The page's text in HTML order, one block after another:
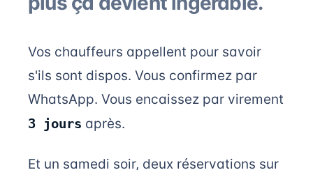
Vos chauffeurs appellent pour savoir
s'ils sont dispos. Vous confirmez par
WhatsApp. Vous encaissez par virement
3 jours après.
Et un samedi soir, deux réservations sur